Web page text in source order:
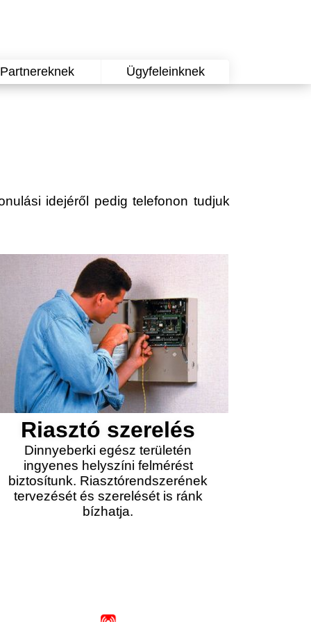
Partnereknek Ügyfeleinknek
idejéről pedig telefonon tudjuk
Riasztó szerelés
Dinnyeberki egész területén
ingyenes helyszíni felmérést
biztosítunk. Riasztórendszerének
tervezését és szerelését is ránk
bízhatja.